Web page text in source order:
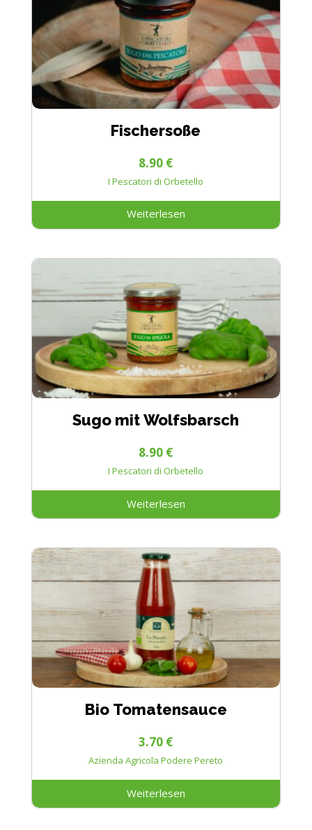
Fischersoße
I Pescatori di Orbetello
8.90 €
Weiterlesen
Sugo mit Wolfsbarsch
I Pescatori di Orbetello
8.90 €
Weiterlesen
Bio Tomatensauce
Azienda Agricola Podere Pereto
3.70 €
Weiterlesen